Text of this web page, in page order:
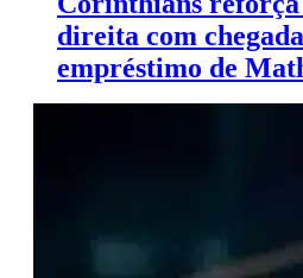
direita com
empréstimo de
Corinthians e Matheuzinho
vínculo de empréstimo para a